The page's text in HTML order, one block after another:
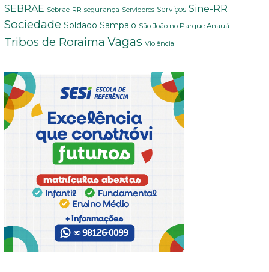
SEBRAE Sebrae-RR segurança Servidores Serviços Sine-RR
Sociedade Soldado Sampaio São João no Parque Anauá
Tribos de Roraima Vagas Violência